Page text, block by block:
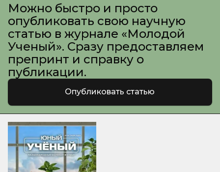
Можно быстро и просто
опубликовать свою научную
статью в журнале «Молодой
Ученый». Сразу предоставляем
препринт и справку о
публикации.
Опубликовать статью